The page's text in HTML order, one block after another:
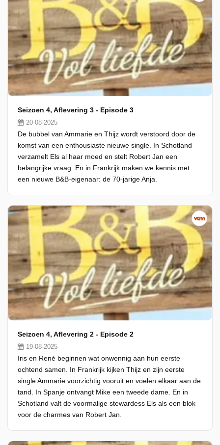
Seizoen 4, Aflevering 3 - Episode 3
20-08-2025
De bubbel van Ammarie en Thijz wordt verstoord door de
komst van een enthousiaste nieuwe single. In Schotland
verzamelt Els al haar moed en stelt Robert Jan een
belangrijke vraag. En in Frankrijk maken we kennis met
een nieuwe B&B-eigenaar: de 70-jarige Anja.
Seizoen 4, Aflevering 2 - Episode 2
19-08-2025
Iris en René beginnen wat onwennig aan hun eerste
ochtend samen. In Frankrijk kijken Thijz en zijn eerste
single Ammarie voorzichtig vooruit en voelen elkaar aan de
tand. In Spanje ontvangt Mike een tweede dame. En in
Schotland valt de voormalige stewardess Els als een blok
voor de charmes van Robert Jan.